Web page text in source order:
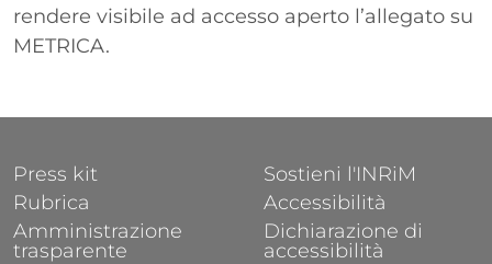
rendere visibile ad accesso aperto l’allegato su
METRICA.
FOOTER 1
Press kit
Rubrica
Amministrazione
trasparente
FOOTER 2
Sostieni l'INRiM
Accessibilità
Dichiarazione di
accessibilità